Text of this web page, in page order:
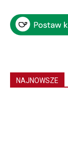
NAJNOWSZE